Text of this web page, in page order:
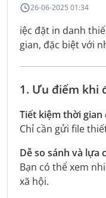
26-06-2025 01:34
iệc đặt in danh
gian, đặc biệt với
1. Ưu điểm khi
Tiết kiệm thời gian
Chỉ cần gửi file
Dễ so sánh và lựa
Bạn có thể xem
xã hội.